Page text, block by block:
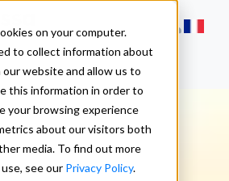
on your computer.
to collect information about
website and allow us to
this information in order to
your browsing experience
about our visitors both
media. To find out more
see our Privacy Policy.